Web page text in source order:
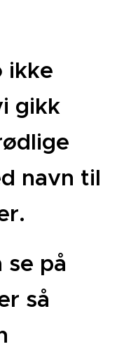
ikke
gikk
navn til
se på
så